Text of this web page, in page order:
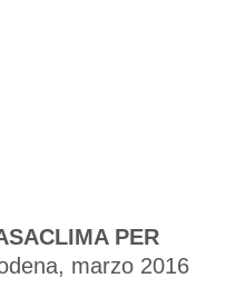
PER
marzo 2016